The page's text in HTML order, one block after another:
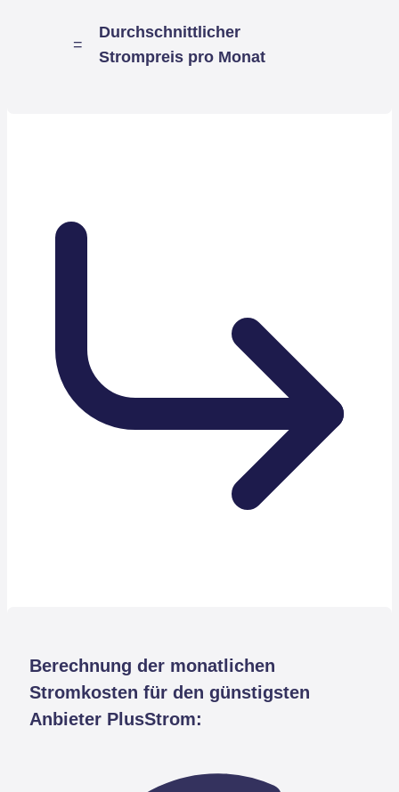
=
Durchschnittlicher
Strompreis pro Monat
Berechnung der monatlichen
Stromkosten für den günstigsten
Anbieter PlusStrom: